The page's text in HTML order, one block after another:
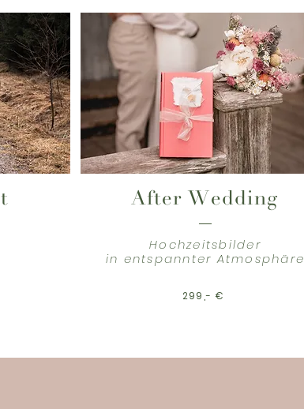
After Wedding
Hochzeitsbilder
in entspannter Atmosphäre
299,- €